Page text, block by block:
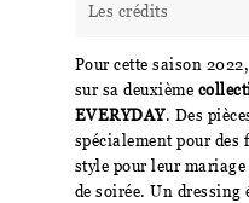
Les crédits
Pour cette saison 2022,
sur sa deuxième
EVERYDAY. Des
spécialement pour des
style pour leur
de soirée. Un